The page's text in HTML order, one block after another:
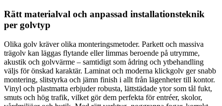
Rätt materialval och anpassad installationsteknik
per golvtyp
Olika golv kräver olika monteringsmetoder. Parkett och massiva
trägolv kan läggas flytande eller limmas beroende på utrymme,
akustik och golvvärme – samtidigt som ådring och ytbehandling
väljs för önskad karaktär. Laminat och moderna klickgolv ger snabb
montering, slitstyrka och jämn finish i allt från lägenheter till kontor.
Vinyl och plastmatta erbjuder robusta, lättstädade ytor som tål fukt,
smuts och hög trafik, vilket gör dem perfekta för entréer, skolor,